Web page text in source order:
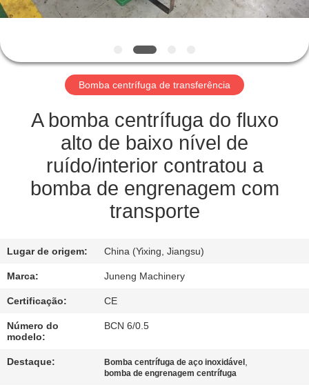
FÁBRICA
CONTROLE
DE
QUALIDADE
CONTACTE-
CASOS
NEWS
MAPA
Bomba centrífuga de transferência
A bomba centrífuga do fluxo
alto de baixo nível de
ruído/interior contratou a
bomba de engrenagem com
transporte
Lugar de origem: China (Yixing, Jiangsu)
Marca: Juneng Machinery
Certificação: CE
Número do
modelo:
BCN 6/0.5
Destaque: Bomba centrífuga de aço inoxidável ,
bomba de engrenagem centrífuga